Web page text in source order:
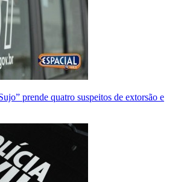
prende quatro suspeitos de extorsão e